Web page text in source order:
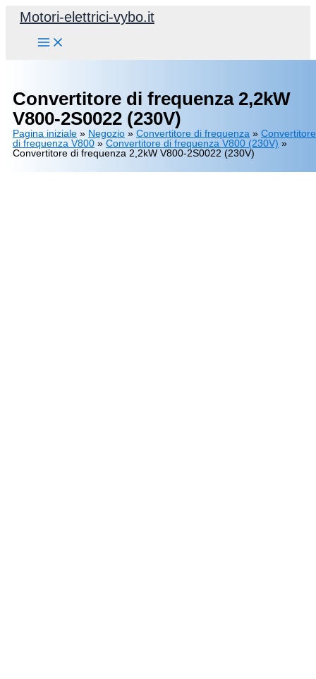
VaiMotori-elettrici-vybo.it
Convertitore di frequenza 2,2kW
V800-2S0022 (230V)
Pagina iniziale » Negozio » Convertitore di frequenza » Convertitore
di frequenza V800 » Convertitore di frequenza V800 (230V) »
Convertitore di frequenza 2,2kW V800-2S0022 (230V)
2,2kW
quantità